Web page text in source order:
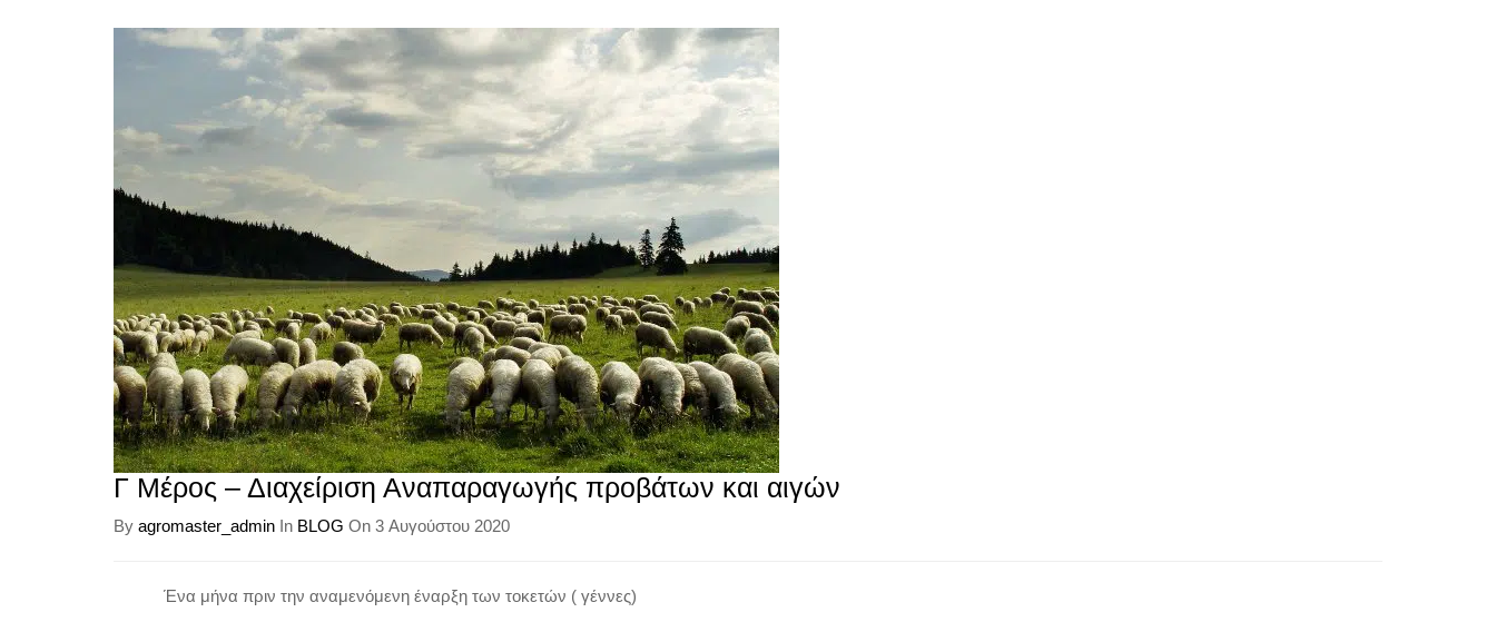
Γ Μέρος – Διαχείριση Αναπαραγωγής προβάτων και αιγών
By agromaster_admin In BLOG On 3 Αυγούστου 2020
Ένα μήνα πριν την αναμενόμενη έναρξη των τοκετών ( γέννες)